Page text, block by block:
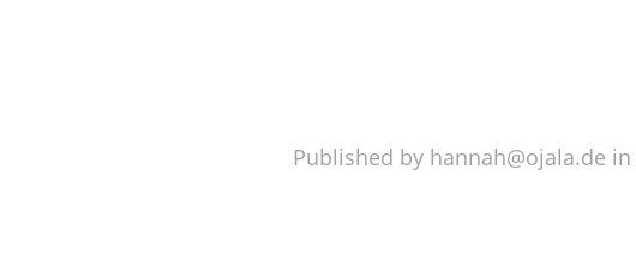
Published by hannah@ojala.de in